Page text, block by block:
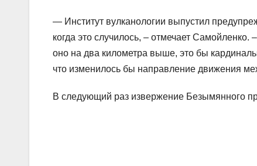
— Институт вулканологии выпустил
когда это случилось, – отмечает
оно на два километра выше, это бы
что изменилось бы направление движения
В следующий раз извержение Безымянного